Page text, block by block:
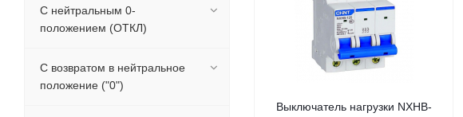
Выключатель нагрузки NXHB-
С нейтральным 0-
положением (ОТКЛ)
С возвратом в нейтральное
положение ("0")